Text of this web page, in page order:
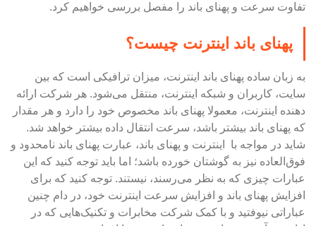
تفاوت سرعت و پهنای باند را مفصل بررسی خواهیم کرد.
پهنای باند اینترنت چیست؟
به زبان ساده پهنای باند اینترنت، میزان ترافیکی است که بین
سایت، کاربران و شبکه اینترنت، منتقل می‌شود. هر شرکت ارائه
دهنده اینترنت، معمولا پهنای باند مخصوص خود را دارد و هر مقدار
که پهنای باند بیشتر باشد، سرعت انتقال داده بیشتر خواهد شد.
شاید در مواجه با اینترنت و پهنای باند، عبارت پهنای باند نامحدود و
فوق‌العاده نیز به گوشتان خورده باشد؛ اما باید توجه کنید که این
عبارات چیزی که به نظر می‌رسند، نیستند. توجه کنید که برای
افزایش پهنای باند و افزایش سرعت اینترنت خود، در دام چنین
عباراتی نیوفتید و با کمک شرکت مخابرات و تکنیک‌هایی که در